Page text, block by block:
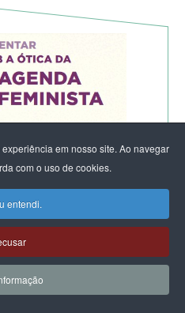
em nosso site. Ao navegar
com o uso de cookies.
entendi.